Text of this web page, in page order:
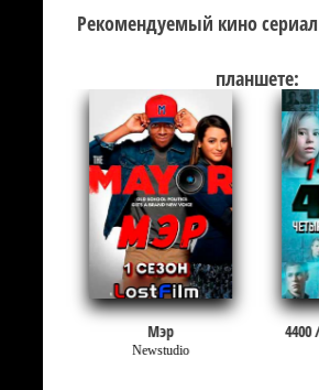
Рекомендуемый кино
планшете:
Мэр
Newstudio
4400 /